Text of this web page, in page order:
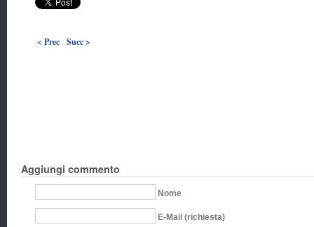
< Prec Succ >
Aggiungi commento
Nome
E-Mail (richiesta)